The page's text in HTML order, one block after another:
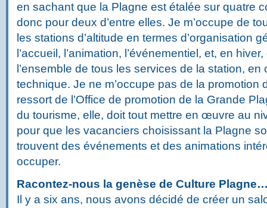
en sachant que la Plagne est étalée sur quatre
donc pour deux d’entre elles. Je m’occupe de
les stations d’altitude en termes d’organisation
l’accueil, l’animation, l’événementiel, et, en
l’ensemble de tous les services de la station, en
technique. Je ne m’occupe pas de la promotion
ressort de l’Office de promotion de la Grande
du tourisme, elle, doit tout mettre en œuvre au
pour que les vacanciers choisissant la Plagne
trouvent des événements et des animations
occuper.
Racontez-nous la genèse de Culture
Il y a six ans, nous avons décidé de créer un